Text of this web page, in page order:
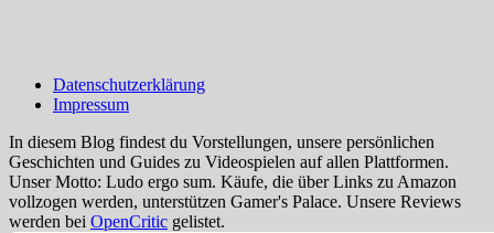
Datenschutzerklärung
Impressum
In diesem Blog findest du Vorstellungen, unsere persönlichen
Geschichten und Guides zu Videospielen auf allen Plattformen.
Unser Motto: Ludo ergo sum. Käufe, die über Links zu Amazon
vollzogen werden, unterstützen Gamer's Palace. Unsere Reviews
werden bei OpenCritic gelistet.